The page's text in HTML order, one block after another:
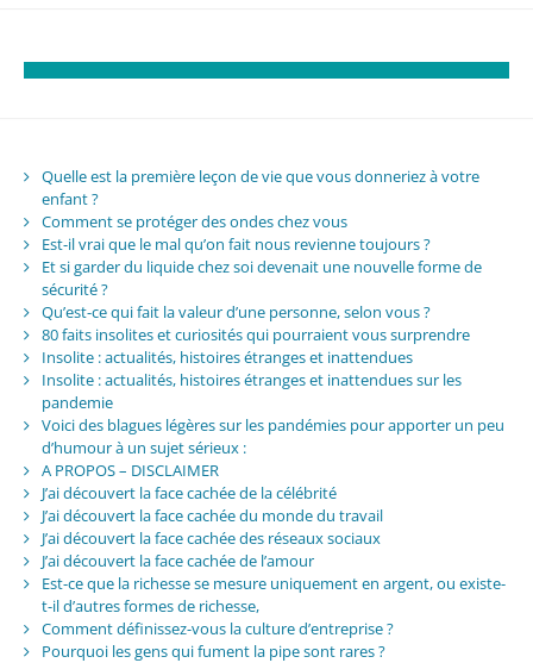
Quelle est la première leçon de vie que vous donneriez à votre
enfant ?
Comment se protéger des ondes chez vous
Est-il vrai que le mal qu’on fait nous revienne toujours ?
Et si garder du liquide chez soi devenait une nouvelle forme de
sécurité ?
Qu’est-ce qui fait la valeur d’une personne, selon vous ?
80 faits insolites et curiosités qui pourraient vous surprendre
Insolite : actualités, histoires étranges et inattendues
Insolite : actualités, histoires étranges et inattendues sur les
pandemie
Voici des blagues légères sur les pandémies pour apporter un peu
d’humour à un sujet sérieux :
A PROPOS – DISCLAIMER
J’ai découvert la face cachée de la célébrité
J’ai découvert la face cachée du monde du travail
J’ai découvert la face cachée des réseaux sociaux
J’ai découvert la face cachée de l’amour
Est-ce que la richesse se mesure uniquement en argent, ou existe-
t-il d’autres formes de richesse,
Comment définissez-vous la culture d’entreprise ?
Pourquoi les gens qui fument la pipe sont rares ?